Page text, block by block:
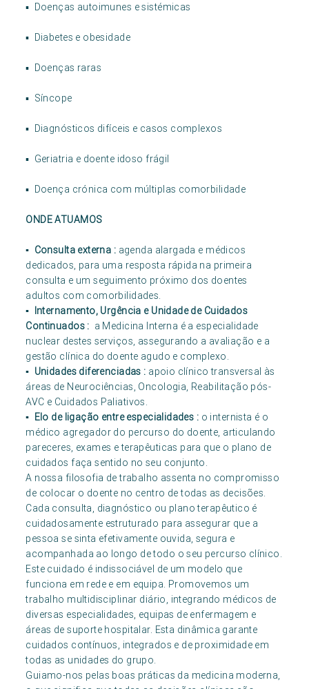
▪ Doenças autoimunes e sistémicas
▪ Diabetes e obesidade
▪ Doenças raras
▪ Síncope
▪ Diagnósticos difíceis e casos complexos
▪ Geriatria e doente idoso frágil
▪ Doença crónica com múltiplas comorbilidade
ONDE ATUAMOS
▪ Consulta externa : agenda alargada e médicos
dedicados, para uma resposta rápida na primeira
consulta e um seguimento próximo dos doentes
adultos com comorbilidades.
▪ Internamento, Urgência e Unidade de Cuidados
Continuados : a Medicina Interna é a especialidade
nuclear destes serviços, assegurando a avaliação e a
gestão clínica do doente agudo e complexo.
▪ Unidades diferenciadas : apoio clínico transversal às
áreas de Neurociências, Oncologia, Reabilitação pós-
AVC e Cuidados Paliativos.
▪ Elo de ligação entre especialidades : o internista é o
médico agregador do percurso do doente, articulando
pareceres, exames e terapêuticas para que o plano de
cuidados faça sentido no seu conjunto.
A nossa filosofia de trabalho assenta no compromisso
de colocar o doente no centro de todas as decisões.
Cada consulta, diagnóstico ou plano terapêutico é
cuidadosamente estruturado para assegurar que a
pessoa se sinta efetivamente ouvida, segura e
acompanhada ao longo de todo o seu percurso clínico.
Este cuidado é indissociável de um modelo que
funciona em rede e em equipa. Promovemos um
trabalho multidisciplinar diário, integrando médicos de
diversas especialidades, equipas de enfermagem e
áreas de suporte hospitalar. Esta dinâmica garante
cuidados contínuos, integrados e de proximidade em
todas as unidades do grupo.
Guiamo-nos pelas boas práticas da medicina moderna,